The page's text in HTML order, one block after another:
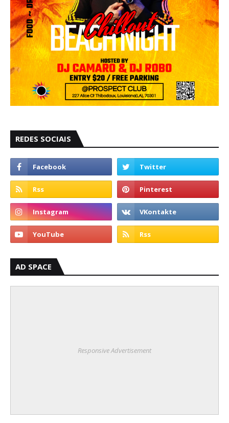
REDES SOCIAIS
AD SPACE
Responsive Advertisement